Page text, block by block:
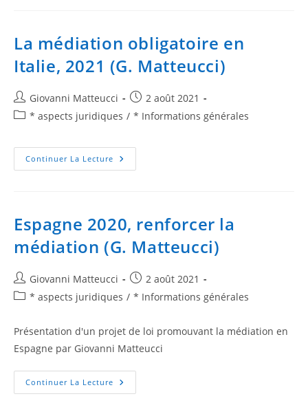
La médiation obligatoire en
Italie, 2021 (G. Matteucci)
Giovanni Matteucci
2 août 2021
* aspects juridiques / * Informations générales
Continuer La Lecture
Espagne 2020, renforcer la
médiation (G. Matteucci)
Giovanni Matteucci
2 août 2021
* aspects juridiques / * Informations générales
Présentation d'un projet de loi promouvant la médiation en
Espagne par Giovanni Matteucci
Continuer La Lecture